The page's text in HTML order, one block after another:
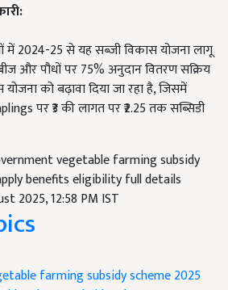
में 2024-25 से यह सब्जी विकास योजना लागू
और पौधों पर 75% अनुदान वितरण सक्रिय
को बढ़ावा दिया जा रहा है, जिसमें
पर ₹3 की लागत पर ₹2.25 तक सब्सिडी
vegetable farming subsidy
benefits eligibility full details
2025, 12:58 PM IST
farming subsidy scheme 2025